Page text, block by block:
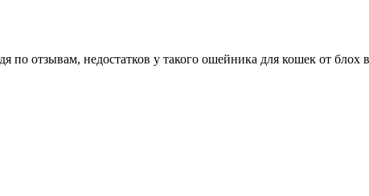
по отзывам, недостатков у такого ошейника для кошек от блох